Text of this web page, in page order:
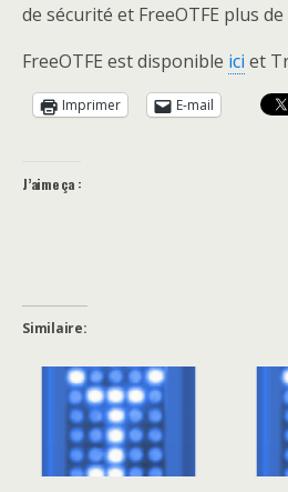
de sécurité et FreeOTFE plus
FreeOTFE est disponible ici et
Imprimer E-mail
J’aime ça :
Similaire